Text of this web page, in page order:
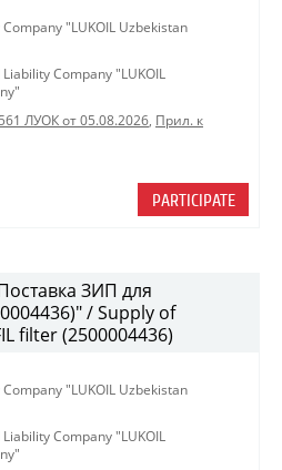
"LUKOIL Uzbekistan
Company "LUKOIL
ЛУОК от 05.08.2026, Прил. к
PARTICIPATE
ЗИП для
/ Supply of
filter (2500004436)
"LUKOIL Uzbekistan
Company "LUKOIL